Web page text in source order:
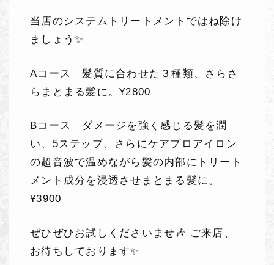
当店のシステムトリートメントではね除け
ましょう✨
Aコース 髪質に合わせた３種類、さらさ
らまとまる髪に。¥2800
Bコース ダメージを強く感じる髪を潤
い、5ステップ、さらにケアプロアイロン
の超音波で温めながら髪の内部にトリート
メント成分を浸透させまとまる髪に。
¥3900
ぜひぜひお試しくださいませ🎶 ご来店、
お待ちしております✨